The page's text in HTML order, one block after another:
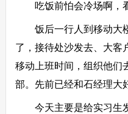
吃饭前怕会冷场啊，看
饭后一行人到移动大
了，接待处沙发去、大客
移动上班时间，组织他们
部。先前已经和石经理大
今天主要是给实习生